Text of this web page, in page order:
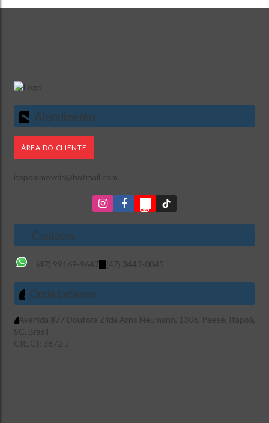
Atendimento
ÁREA DO CLIENTE
itapoaimoveis@hotmail.com
Contatos
(47) 99169-9647 (47) 3443-0845
Onde Estamos
Avenida 877 Doutora Zilda Arns Neumann, 1306, Paese, Itapoá,
SC , Brasil
CRECI: 3872-J